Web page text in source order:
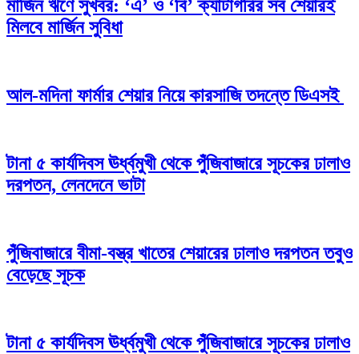
মার্জিন ঋণে সুখবর: ‘এ’ ও ‘বি’ ক্যাটাগরির সব শেয়ারই
মিলবে মার্জিন সুবিধা
আল-মদিনা ফার্মার শেয়ার নিয়ে কারসাজি তদন্তে ডিএসই
টানা ৫ কার্যদিবস ঊর্ধ্বমুখী থেকে পুঁজিবাজারে সূচকের ঢালাও
দরপতন, লেনদেনে ভাটা
পুঁজিবাজারে বীমা-বস্ত্র খাতের শেয়ারের ঢালাও দরপতন তবুও
বেড়েছে সূচক
টানা ৫ কার্যদিবস ঊর্ধ্বমুখী থেকে পুঁজিবাজারে সূচকের ঢালাও